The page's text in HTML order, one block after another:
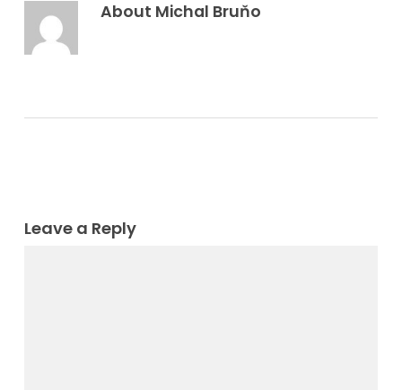
About Michal Bruňo
Leave a Reply